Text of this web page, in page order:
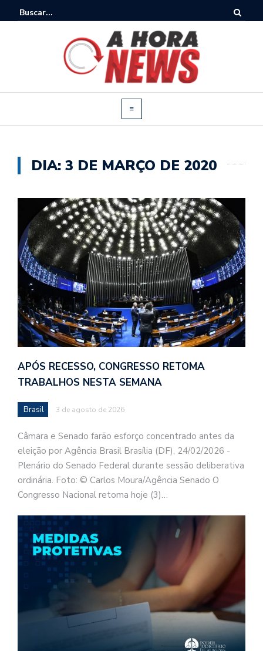
DIA: 3 DE MARÇO DE 2020
APÓS RECESSO, CONGRESSO RETOMA
TRABALHOS NESTA SEMANA
Brasil 3 de agosto de 2026
Câmara e Senado farão esforço concentrado antes da
eleição por Agência Brasil Brasília (DF), 24/02/2026 -
Plenário do Senado Federal durante sessão deliberativa
ordinária. Foto: © Carlos Moura/Agência Senado O
Congresso Nacional retoma hoje (3)…